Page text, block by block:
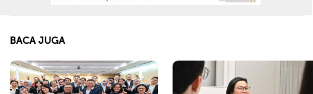
BACA JUGA